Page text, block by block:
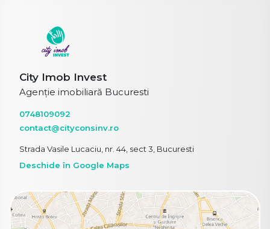
City Imob Invest
Agenție imobiliară Bucuresti
0748109092
contact@cityconsinv.ro
Strada Vasile Lucaciu, nr. 44, sect 3, Bucuresti
Deschide în Google Maps